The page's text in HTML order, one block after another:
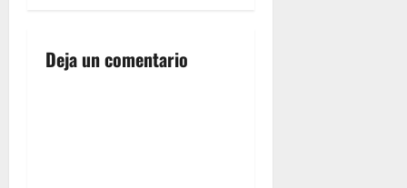
a
Deja un comentario